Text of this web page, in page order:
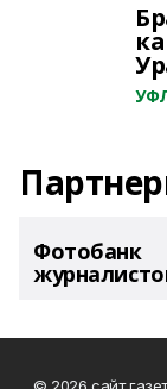
Фотобанк